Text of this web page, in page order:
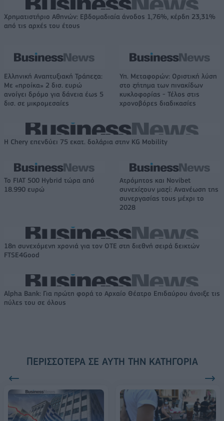
Χρηματιστήριο Αθηνών: Εβδομαδιαία άνοδος 1,76%, κέρδη 23,31%
από τις αρχές του έτους
Ελληνική Αναπτυξιακή Τράπεζα:
Με «προίκα» 2 δισ. ευρώ
ανοίγει δρόμο για δάνεια έως 5
δισ. σε μικρομεσαίες
Υπ. Μεταφορών: Οριστική λύση
στο ζήτημα των πινακίδων
κυκλοφορίας - Τέλος στις
χρονοβόρες διαδικασίες
Η Chery επενδύει 75 εκατ. δολάρια στην KG Mobility
Το FIAT 500 Hybrid τώρα από
18.990 ευρώ
Ατρόμητος και Novibet
συνεχίζουν μαζί: Ανανέωση της
συνεργασίας τους μέχρι το
2028
18η συνεχόμενη χρονιά για τον ΟΤΕ στη διεθνή σειρά δεικτών
FTSE4Good
Alpha Bank: Για πρώτη φορά το Αρχαίο Θέατρο Επιδαύρου άνοιξε τις
πύλες του σε όλους
ΠΕΡΙΣΣΌΤΕΡΑ ΣΕ ΑΥΤΉ ΤΗΝ ΚΑΤΗΓΟΡΊΑ